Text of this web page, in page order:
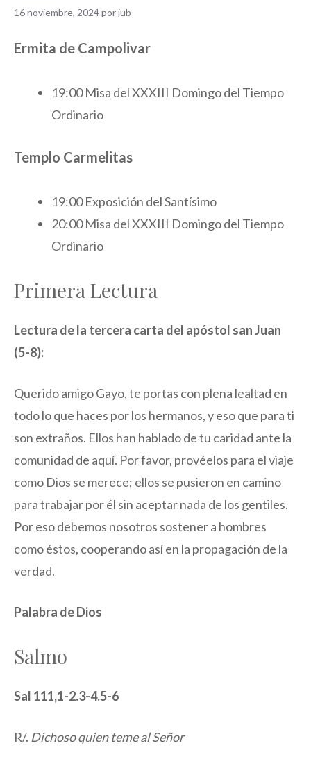
16 noviembre, 2024porjub
Ermita de Campolivar
19:00 Misa del XXXIII Domingo del Tiempo
Ordinario
Templo Carmelitas
19:00 Exposición del Santísimo
20:00 Misa del XXXIII Domingo del Tiempo
Ordinario
Primera Lectura
Lectura de la tercera carta del apóstol san Juan
(5-8):
Querido amigo Gayo, te portas con plena lealtad en
todo lo que haces por los hermanos, y eso que para ti
son extraños. Ellos han hablado de tu caridad ante la
comunidad de aquí. Por favor, provéelos para el viaje
como Dios se merece; ellos se pusieron en camino
para trabajar por él sin aceptar nada de los gentiles.
Por eso debemos nosotros sostener a hombres
como éstos, cooperando así en la propagación de la
verdad.
Palabra de Dios
Salmo
Sal 111,1-2.3-4.5-6
R/. Dichoso quien teme al Señor